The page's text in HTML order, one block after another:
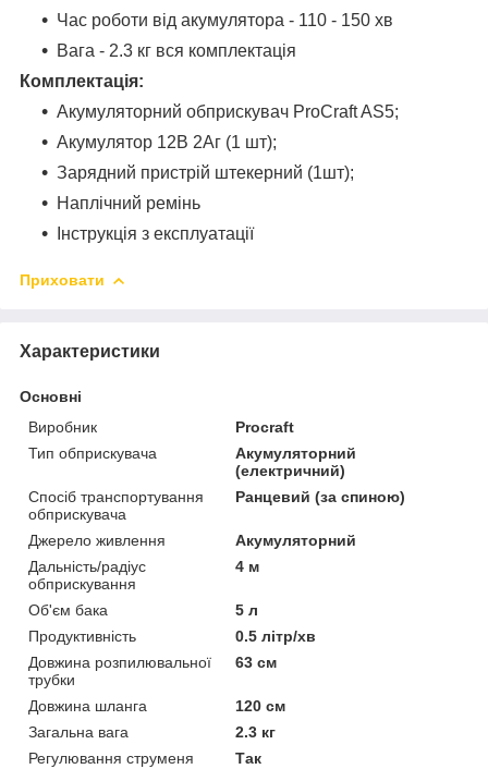
Час роботи від акумулятора - 110 - 150 хв
Вага - 2.3 кг вся комплектація
Комплектація:
Акумуляторний обприскувач ProCraft AS5;
Акумулятор 12В 2Аг (1 шт);
Зарядний пристрій штекерний (1шт);
Наплічний ремінь
Інструкція з експлуатації
Приховати
Характеристики
Основні
Виробник
Procraft
Тип обприскувача
Акумуляторний
(електричний)
Спосіб транспортування
обприскувача
Ранцевий (за спиною)
Джерело живлення
Акумуляторний
Дальність/радіус
обприскування
4 м
Об'єм бака
5 л
Продуктивність
0.5 літр/хв
Довжина розпилювальної
трубки
63 см
Довжина шланга
120 см
Загальна вага
2.3 кг
Регулювання струменя
Так